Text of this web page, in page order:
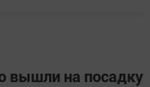
вышли на посадку